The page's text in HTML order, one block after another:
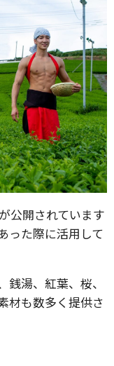
公開されています
った際に活用して
銭湯、紅葉、桜、
材も数多く提供さ